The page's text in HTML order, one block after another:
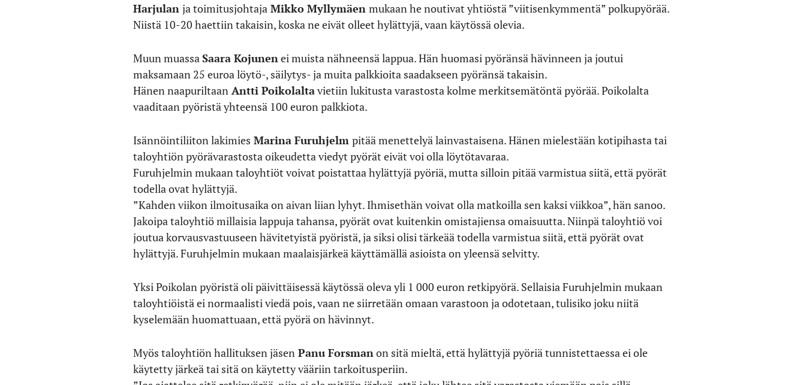
Harjulan ja toimitusjohtaja Mikko Myllymäen mukaan he noutivat yhtiöstä ”viitisenkymmentä” polkupyörää.
Niistä 10-20 haettiin takaisin, koska ne eivät olleet hylättyjä, vaan käytössä olevia.
Muun muassa Saara Kojunen ei muista nähneensä lappua. Hän huomasi pyöränsä hävinneen ja joutui
maksamaan 25 euroa löytö-, säilytys- ja muita palkkioita saadakseen pyöränsä takaisin.
Hänen naapuriltaan Antti Poikolaltavietiin lukitusta varastosta kolme merkitsemätöntä pyörää. Poikolalta
vaaditaan pyöristä yhteensä 100 euron palkkiota.
Isännöintiliiton lakimies Marina Furuhjelm pitää menettelyä lainvastaisena. Hänen mielestään kotipihasta tai
taloyhtiön pyörävarastosta oikeudetta viedyt pyörät eivät voi olla löytötavaraa.
Furuhjelmin mukaan taloyhtiöt voivat poistattaa hylättyjä pyöriä, mutta silloin pitää varmistua siitä, että pyörät
todella ovat hylättyjä.
”Kahden viikon ilmoitusaika on aivan liian lyhyt. Ihmisethän voivat olla matkoilla sen kaksi viikkoa”, hän sanoo.
Jakoipa taloyhtiö millaisia lappuja tahansa, pyörät ovat kuitenkin omistajiensa omaisuutta. Niinpä taloyhtiö voi
joutua korvausvastuuseen hävitetyistä pyöristä, ja siksi olisi tärkeää todella varmistua siitä, että pyörät ovat
hylättyjä. Furuhjelmin mukaan maalaisjärkeä käyttämällä asioista on yleensä selvitty.
Yksi Poikolan pyöristä oli päivittäisessä käytössä oleva yli 1 000 euron retkipyörä. Sellaisia Furuhjelmin mukaan
taloyhtiöistä ei normaalisti viedä pois, vaan ne siirretään omaan varastoon ja odotetaan, tulisiko joku niitä
kyselemään huomattuaan, että pyörä on hävinnyt.
Myös taloyhtiön hallituksen jäsen Panu Forsman on sitä mieltä, että hylättyjä pyöriä tunnistettaessa ei ole
käytetty järkeä tai sitä on käytetty vääriin tarkoitusperiin.